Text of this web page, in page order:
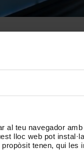
al teu navegador
lloc web pot
tenen, qui les
sostenible i